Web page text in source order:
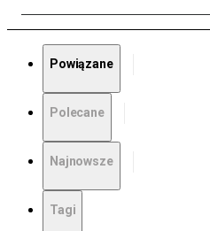
Powiązane
Polecane
Najnowsze
Tagi